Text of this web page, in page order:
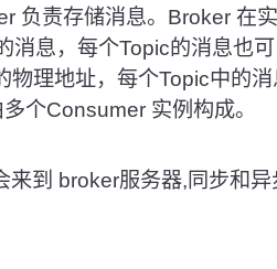
负责存储消息。Broker 在
息，每个Topic的消息也
理地址，每个Topic中的
个Consumer 实例构成。
来到 broker服务器, 同步和